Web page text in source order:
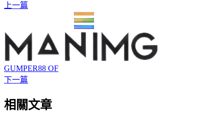
上一篇
GUMPER88 OF
下一篇
相關文章